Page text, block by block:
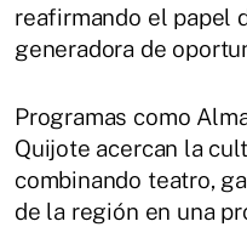
reafirmando el papel
generadora de
Programas como
Quijote acercan la
combinando teatro,
de la región en una